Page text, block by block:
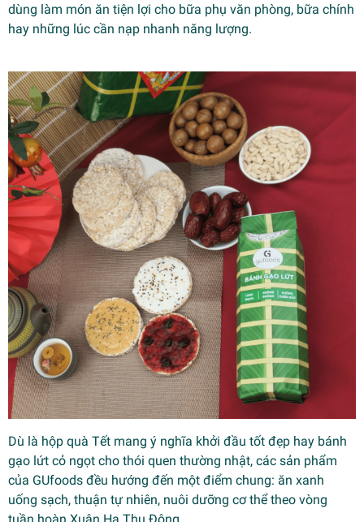
dùng làm món ăn tiện lợi cho bữa phụ văn phòng, bữa chính
hay những lúc cần nạp nhanh năng lượng.
Dù là hộp quà Tết mang ý nghĩa khởi đầu tốt đẹp hay bánh
gạo lứt cỏ ngọt cho thói quen thường nhật, các sản phẩm
của GUfoods đều hướng đến một điểm chung: ăn xanh
uống sạch, thuận tự nhiên, nuôi dưỡng cơ thể theo vòng